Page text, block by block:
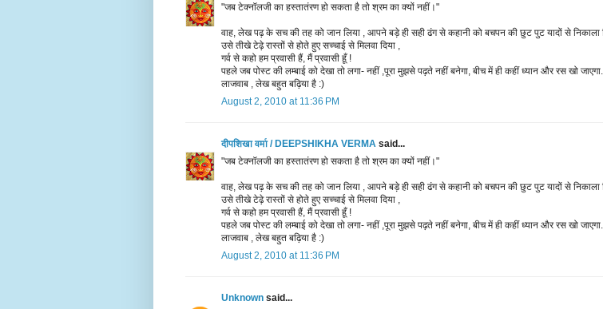
"जब टेक्नॉलजी का हस्तातंरण हो सकता है तो श्रम का क्यों नहीं।"
वाह, लेख पढ़ के सच की तह को जान लिया , आपने बड़े ही सही ढंग से कहानी को बचपन की छुट पुट यादों से निकाला
उसे तीखे टेढ़े रास्तों से होते हुए सच्चाई से मिलवा दिया ,
गर्व से कहो हम प्रवासी हैं, मैं प्रवासी हूँ !
पहले जब पोस्ट की लम्बाई को देखा तो लगा- नहीं ,पूरा मुझसे पढ़ते नहीं बनेगा, बीच में ही कहीं ध्यान और रस खो
लाजवाब , लेख बहुत बढ़िया है :)
August 2, 2010 at 11:36 PM
दीपशिखा वर्मा / DEEPSHIKHA VERMA said...
"जब टेक्नॉलजी का हस्तातंरण हो सकता है तो श्रम का क्यों नहीं।"
वाह, लेख पढ़ के सच की तह को जान लिया , आपने बड़े ही सही ढंग से कहानी को बचपन की छुट पुट यादों से निकाला
उसे तीखे टेढ़े रास्तों से होते हुए सच्चाई से मिलवा दिया ,
गर्व से कहो हम प्रवासी हैं, मैं प्रवासी हूँ !
पहले जब पोस्ट की लम्बाई को देखा तो लगा- नहीं ,पूरा मुझसे पढ़ते नहीं बनेगा, बीच में ही कहीं ध्यान और रस खो
लाजवाब , लेख बहुत बढ़िया है :)
August 2, 2010 at 11:36 PM
Unknown said...